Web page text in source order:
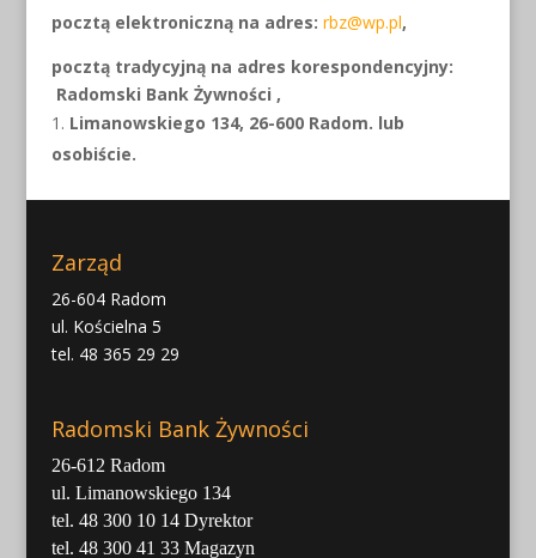
pocztą elektroniczną na adres: rbz@wp.pl,
pocztą tradycyjną na adres korespondencyjny:
Radomski Bank Żywności ,
Limanowskiego 134, 26-600 Radom. lub
osobiście.
Zarząd
26-604 Radom
ul. Kościelna 5
tel. 48 365 29 29
Radomski Bank Żywności
26-612 Radom
ul. Limanowskiego 134
tel. 48 300 10 14 Dyrektor
tel. 48 300 41 33 Magazyn